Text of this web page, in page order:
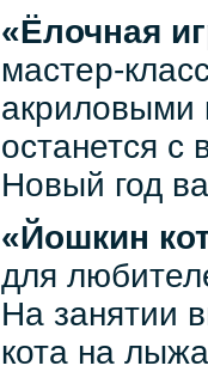
«Ёлочная
мастер-
акриловыми
останется с
Новый год
«Йошкин
для
На занятии
кота на